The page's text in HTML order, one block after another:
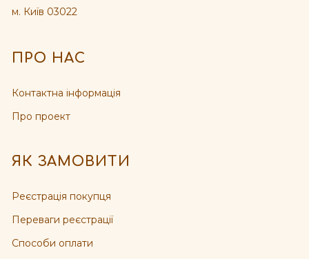
м. Київ 03022
ПРО НАС
Контактна інформація
Про проект
ЯК ЗАМОВИТИ
Реєстрація покупця
Переваги реєстрації
Способи оплати